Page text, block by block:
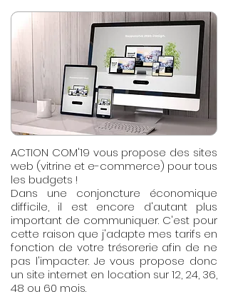
ACTION COM'19 vous propose des sites
web (vitrine et e-commerce) pour tous
les budgets !
Dans une conjoncture économique
difficile, il est encore d'autant plus
important de communiquer. C'est pour
cette raison que j'adapte mes tarifs en
fonction de votre trésorerie afin de ne
pas l'impacter. Je vous propose donc
un site internet en location sur 12, 24, 36,
48 ou 60 mois.